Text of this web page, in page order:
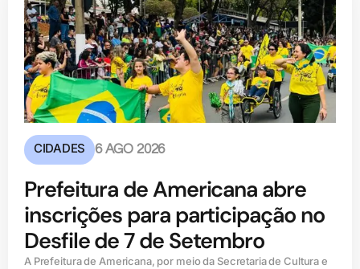
CIDADES 6 AGO 2026
Prefeitura de Americana abre
inscrições para participação no
Desfile de 7 de Setembro
A Prefeitura de Americana, por meio da Secretaria de Cultura e